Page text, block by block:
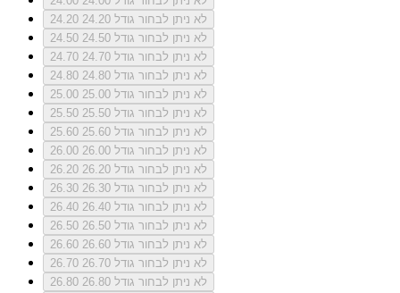
24.20
לא ניתן לבחור גודל 24.20
24.50
לא ניתן לבחור גודל 24.50
24.70
לא ניתן לבחור גודל 24.70
24.80
לא ניתן לבחור גודל 24.80
25.00
לא ניתן לבחור גודל 25.00
25.50
לא ניתן לבחור גודל 25.50
25.60
לא ניתן לבחור גודל 25.60
26.00
לא ניתן לבחור גודל 26.00
26.20
לא ניתן לבחור גודל 26.20
26.30
לא ניתן לבחור גודל 26.30
26.40
לא ניתן לבחור גודל 26.40
26.50
לא ניתן לבחור גודל 26.50
26.60
לא ניתן לבחור גודל 26.60
26.70
לא ניתן לבחור גודל 26.70
26.80
לא ניתן לבחור גודל 26.80